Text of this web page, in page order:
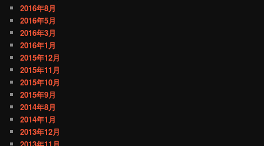
2016年8月
2016年5月
2016年3月
2016年1月
2015年12月
2015年11月
2015年10月
2015年9月
2014年8月
2014年1月
2013年12月